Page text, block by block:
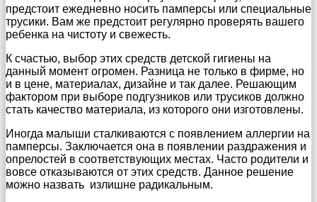
предстоит ежедневно носить памперсы или специальные
трусики. Вам же предстоит регулярно проверять вашего
ребенка на чистоту и свежесть.
К счастью, выбор этих средств детской гигиены на
данный момент огромен. Разница не только в фирме, но
и в цене, материалах, дизайне и так далее. Решающим
фактором при выборе подгузников или трусиков должно
стать качество материала, из которого они изготовлены.
Иногда малыши сталкиваются с появлением аллергии на
памперсы. Заключается она в появлении раздражения и
опрелостей в соответствующих местах. Часто родители и
вовсе отказываются от этих средств. Данное решение
можно назвать излишне радикальным.